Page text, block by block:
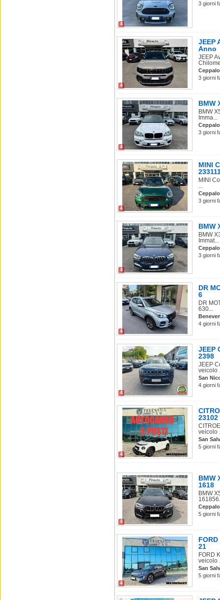
4
3 giorni
4
JEEP
Anno
JEEP
3 giorni
4
BMW
BMW
Imma...
3 giorni
4
MINI
MINI
...
3 giorni
4
BMW
BMW
Immat...
3 giorni
4
DR
6
DR
630...
4 giorni
4
JEEP
2398
JEEP
veicolo
San
4 giorni
4
23102
veicolo
San
5 giorni
4
BMW
1618
BMW
5 giorni
4
21
FORD
veicolo
San
5 giorni